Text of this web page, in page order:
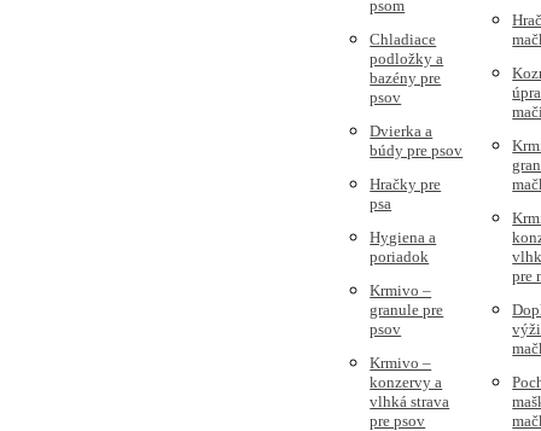
psom
Chladiace
podložky a
bazény pre
psov
Dvierka a
búdy pre psov
Hračky pre
psa
Hygiena a
poriadok
Krmivo –
granule pre
psov
Krmivo –
konzervy a
vlhká strava
pre psov
pre